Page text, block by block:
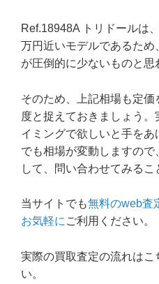
Ref.18948A トリドールは
万円近いモデルであるた
が圧倒的に少ないものと思
そのため、上記相場も定
度と捉えておきましょう
イミングで欲しいと手を
でも相場が変動しますの
して、問い合わせてみるこ
当サイトでも無料のweb査
お気軽に ご利用ください。
実際の買取査定の流れはこ
い。